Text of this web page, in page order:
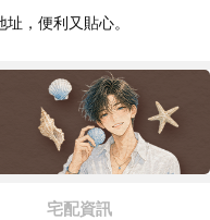
，便利又貼心。
宅配資訊